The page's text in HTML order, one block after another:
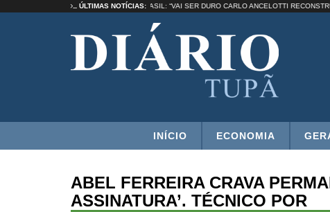
ÚLTIMAS NOTÍCIAS:
MURICY RAMALHO FALA DE IDENTIDADE NO BRASIL: “VAI SER DURO CARLO ANCELOTTI
INÍCIO ECONOMIA
ABEL FERREIRA CRAVA
ASSINATURA’. TÉCNICO POR